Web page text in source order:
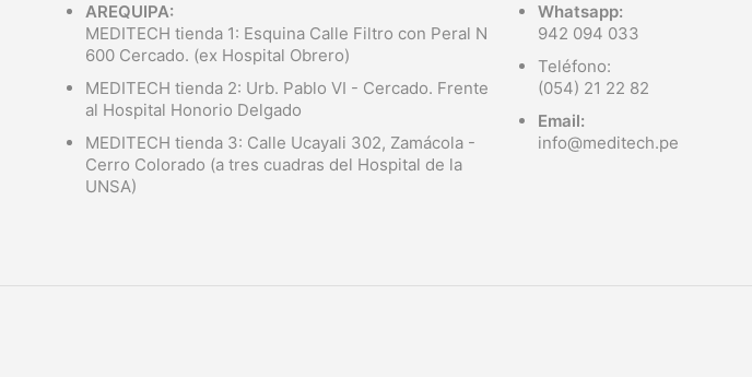
AREQUIPA:
MEDITECH tienda 1: Esquina Calle Filtro con Peral N
600 Cercado. (ex Hospital Obrero)
MEDITECH tienda 2: Urb. Pablo VI - Cercado. Frente
al Hospital Honorio Delgado
MEDITECH tienda 3: Calle Ucayali 302, Zamácola -
Cerro Colorado (a tres cuadras del Hospital de la
UNSA)
Whatsapp:
942 094 033
Teléfono:
(054) 21 22 82
Email:
info@meditech.pe